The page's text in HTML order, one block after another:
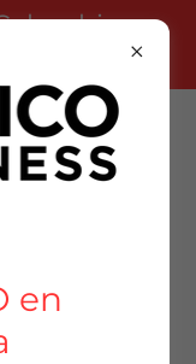
y
en